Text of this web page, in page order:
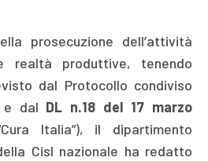
prosecuzione dell’attività
realtà produttive, tenendo
dal Protocollo condiviso
e dal DL n.18 del 17 marzo
Italia”), il dipartimento
Cisl nazionale ha redatto